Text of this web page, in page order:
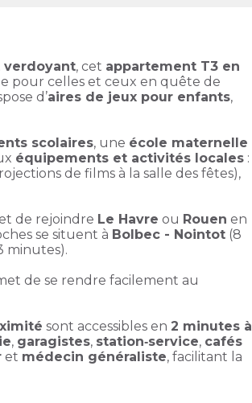
verdoyant, cet appartement T3 en
pour celles et ceux en quête de
d’aires de jeux pour enfants,
scolaires, une école maternelle
équipements et activités locales :
de films à la salle des fêtes),
de rejoindre Le Havre ou Rouen en
se situent à Bolbec - Nointot (8
minutes).
de se rendre facilement au
sont accessibles en 2 minutes à
, garagistes, station‑service, cafés
et médecin généraliste, facilitant la